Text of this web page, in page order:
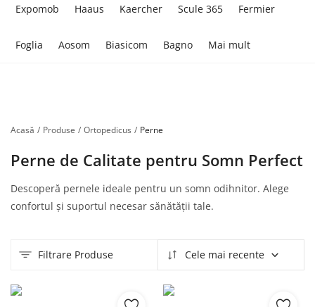
Expomob Haaus Kaercher Scule 365 Fermier
Foglia Aosom Biasicom Bagno Mai mult
Acasă Produse Ortopedicus Perne
Perne de Calitate pentru Somn Perfect
Descoperă pernele ideale pentru un somn odihnitor. Alege
confortul și suportul necesar sănătății tale.
Filtrare Produse Cele mai recente